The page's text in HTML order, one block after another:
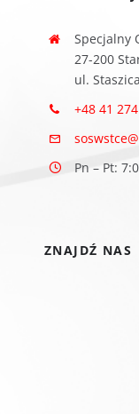
Specjalny
27-200
ul.
+48 41
Pn – Pt:
ZNAJDŹ NAS